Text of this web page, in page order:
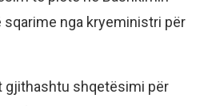
sqarime nga kryeministri për
gjithashtu shqetësimi për